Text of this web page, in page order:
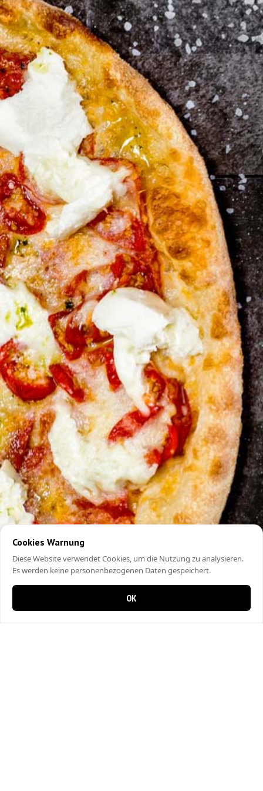
Cookies Warnung
Diese Website verwendet Cookies, um die Nutzung zu analysieren.
Es werden keine personenbezogenen Daten gespeichert.
OK